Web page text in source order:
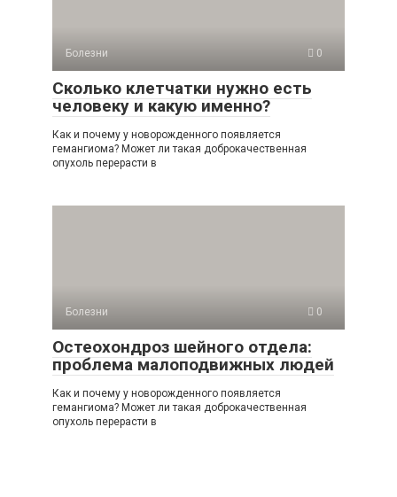
Болезни 0
Сколько клетчатки нужно есть
человеку и какую именно?
Как и почему у новорожденного появляется
гемангиома? Может ли такая доброкачественная
опухоль перерасти в
Болезни 0
Остеохондроз шейного отдела:
проблема малоподвижных людей
Как и почему у новорожденного появляется
гемангиома? Может ли такая доброкачественная
опухоль перерасти в